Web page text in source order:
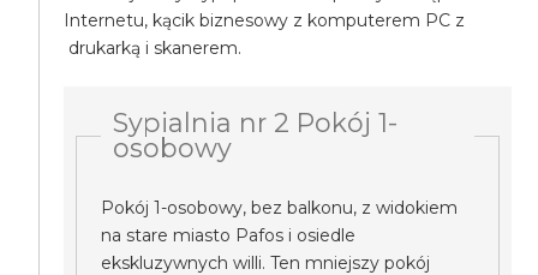
Internetu, kącik biznesowy z komputerem PC z
drukarką i skanerem.
Sypialnia nr 2 Pokój 1-
osobowy
Pokój 1-osobowy, bez balkonu, z widokiem
na stare miasto Pafos i osiedle
ekskluzywnych willi. Ten mniejszy pokój